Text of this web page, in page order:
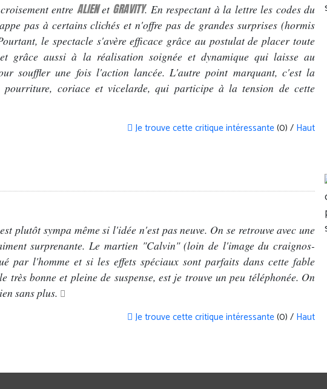
entre ALIENet GRAVITY. En respectant à la lettre les codes du
pas à certains clichés et n'offre pas de grandes surprises (hormis
le spectacle s'avère efficace grâce au postulat de placer toute
grâce aussi à la réalisation soignée et dynamique qui laisse au
souffler une fois l'action lancée. L'autre point marquant, c'est la
coriace et vicelarde, qui participe à la tension de cette
Je trouve cette critique intéressante(0) / Haut
plutôt sympa même si l'idée n'est pas neuve. On se retrouve avec une
surprenante. Le martien "Calvin" (loin de l'image du craignos-
par l'homme et si les effets spéciaux sont parfaits dans cette fable
très bonne et pleine de suspense, est je trouve un peu téléphonée. On
sans plus.
Je trouve cette critique intéressante(0) / Haut